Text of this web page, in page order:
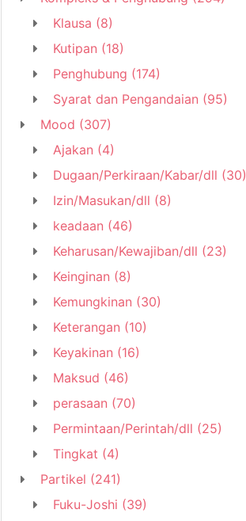
Klausa (8)
Kutipan (18)
Penghubung (174)
Syarat dan Pengandaian (95)
Mood (307)
Ajakan (4)
Dugaan/Perkiraan/Kabar/dll (30)
Izin/Masukan/dll (8)
keadaan (46)
Keharusan/Kewajiban/dll (23)
Keinginan (8)
Kemungkinan (30)
Keterangan (10)
Keyakinan (16)
Maksud (46)
perasaan (70)
Permintaan/Perintah/dll (25)
Tingkat (4)
Partikel (241)
Fuku-Joshi (39)